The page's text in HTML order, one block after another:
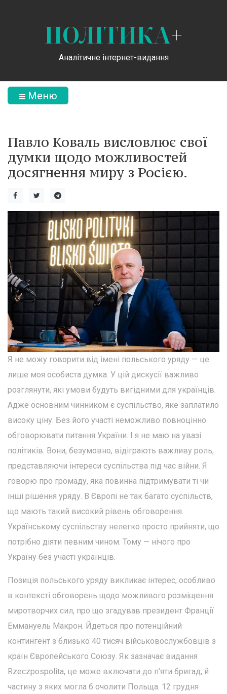
ПОЛІТИКА+
Аналітичне інтернет-видання
Меню
Павло Коваль висловлює свої
думки щодо можливостей
досягнення миру з Росією.
Я не можу говорити від імені польського уряду — це
лише моя особиста думка. У цій дискусії важливо
розглянути, які умови будуть вигідними для українців.
Адже основним чинником є суспільство, яке заплатило
високу ціну. Без його участі неможливо повноцінно
обговорювати питання України. І я не маю на увазі
політиків. Вони, безумовно, відіграють важливу роль,
представляючи інтереси суспільства під час війни. Я
говорю про громаду, яка повинна підтримувати ті чи
інші рішення уряду. В Європі не так багато суспільств,
що мають такий високий рівень обговорення.
Українському суспільству нелегко просто прийняти, що
потрібно діяти певним чином. Тому — нічого про
Україну без участі українців.
Позиція польського уряду викликає інтерес, особливо
в контексті обговорень щодо можливого розміщення
миротворчих сил, про що згадував президент Франції
Еммануель Макрон. Йдеться про потенційний
контингент з близько 40 тисяч військовослужбовців з
країн Європейського Союзу. Як зазначає видання
Rzeczpospolita, це може включати до п’яти бригад, й
частину з яких могла б очолити Польща. 12 грудня